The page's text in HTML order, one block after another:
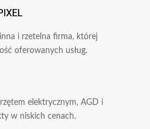
i rzetelna firma, której
oferowanych usług.
elektrycznym, AGD i
w niskich cenach.